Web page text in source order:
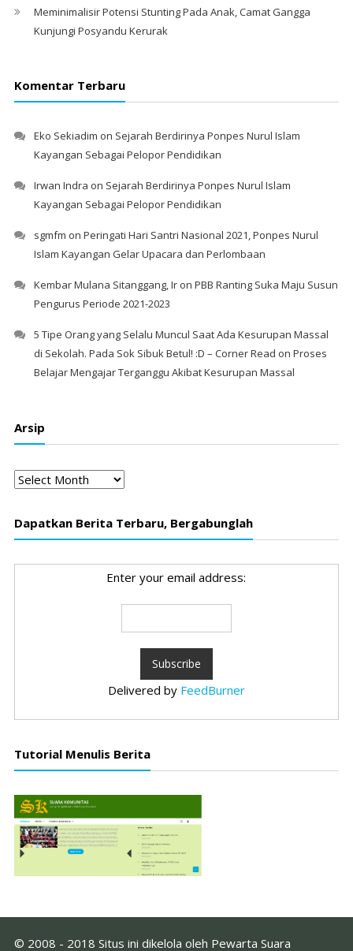
Meminimalisir Potensi Stunting Pada Anak, Camat Gangga
Kunjungi Posyandu Kerurak
Komentar Terbaru
Eko Sekiadim on Sejarah Berdirinya Ponpes Nurul Islam
Kayangan Sebagai Pelopor Pendidikan
Irwan Indra on Sejarah Berdirinya Ponpes Nurul Islam
Kayangan Sebagai Pelopor Pendidikan
sgmfm on Peringati Hari Santri Nasional 2021, Ponpes Nurul
Islam Kayangan Gelar Upacara dan Perlombaan
Kembar Mulana Sitanggang, Iron PBB Ranting Suka Maju Susun
Pengurus Periode 2021-2023
5 Tipe Orang yang Selalu Muncul Saat Ada Kesurupan Massal
di Sekolah. Pada Sok Sibuk Betul! :D – Corner Read on Proses
Belajar Mengajar Terganggu Akibat Kesurupan Massal
Arsip
Arsip
Dapatkan Berita Terbaru, Bergabunglah
Enter your email address:
Delivered by FeedBurner
Tutorial Menulis Berita
© 2008 - 2018 Situs ini dikelola oleh Pewarta Suara